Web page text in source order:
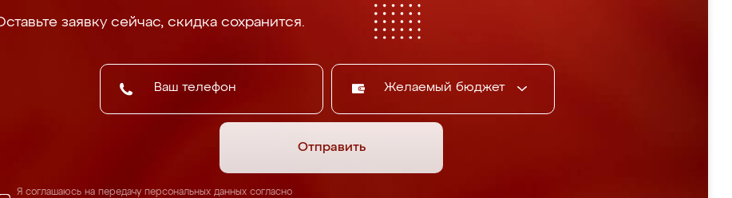
заявку сейчас, скидка сохранится.
Желаемый бюджет
Отправить
Я соглашаюсь на передачу персональных данных согласно